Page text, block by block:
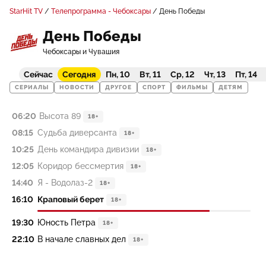
StarHit TV Телепрограмма - Чебоксары День Победы
День Победы
Чебоксары и Чувашия
Сейчас Сегодня Пн, 10 Вт, 11 Ср, 12 Чт, 13 Пт, 14
СЕРИАЛЫ НОВОСТИ ДРУГОЕ СПОРТ ФИЛЬМЫ ДЕТЯМ
06:20 Высота 89 18+
08:15 Судьба диверсанта 18+
10:25 День командира дивизии 18+
12:05 Коридор бессмертия 18+
14:40 Я - Водолаз-2 18+
16:10 Краповый берет 18+
19:30 Юность Петра 18+
22:10 В начале славных дел 18+